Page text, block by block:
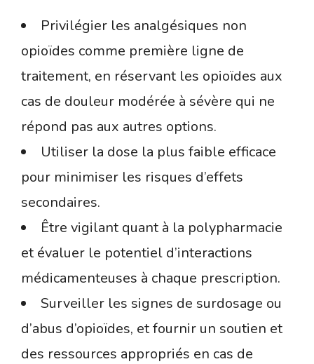
Privilégier les analgésiques non
opioïdes comme première ligne de
traitement, en réservant les opioïdes aux
cas de douleur modérée à sévère qui ne
répond pas aux autres options.
Utiliser la dose la plus faible efficace
pour minimiser les risques d’effets
secondaires.
Être vigilant quant à la polypharmacie
et évaluer le potentiel d’interactions
médicamenteuses à chaque prescription.
Surveiller les signes de surdosage ou
d’abus d’opioïdes, et fournir un soutien et
des ressources appropriés en cas de